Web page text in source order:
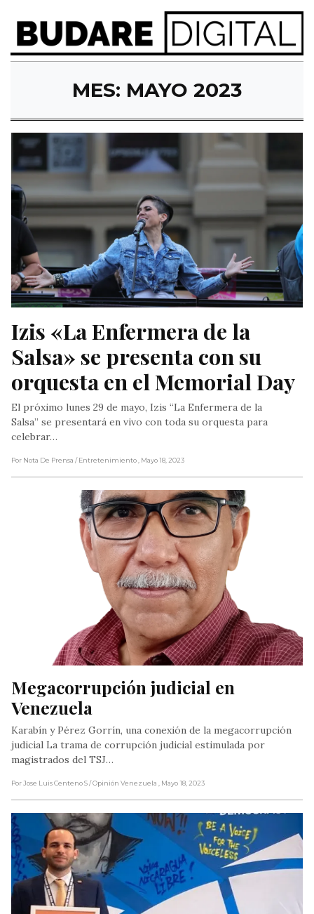
MES: MAYO 2023
Izis «La Enfermera de la
Salsa» se presenta con su
orquesta en el Memorial Day
El próximo lunes 29 de mayo, Izis “La Enfermera de la
Salsa” se presentará en vivo con toda su orquesta para
celebrar…
Por Nota De Prensa / Entretenimiento, Mayo 18, 2023
Megacorrupción judicial en
Venezuela
Karabín y Pérez Gorrín, una conexión de la megacorrupción
judicial La trama de corrupción judicial estimulada por
magistrados del TSJ…
Por Jose Luis Centeno S/ Opinión Venezuela , Mayo 18, 2023